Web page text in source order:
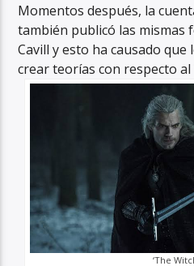
Momentos después, la
también publicó las mismas
Cavill y esto ha causado que
crear teorías con respecto
‘The